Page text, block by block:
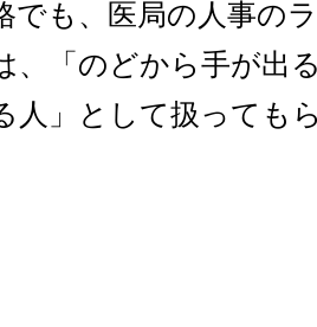
でも、医局の人事の
、「のどから手が出
人」として扱っても